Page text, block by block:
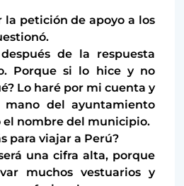
la petición de apoyo a los
de la respuesta
Porque si lo hice y no
Lo haré por mi cuenta y
del ayuntamiento
el nombre del municipio.
para viajar a Perú?
una cifra alta, porque
muchos vestuarios y